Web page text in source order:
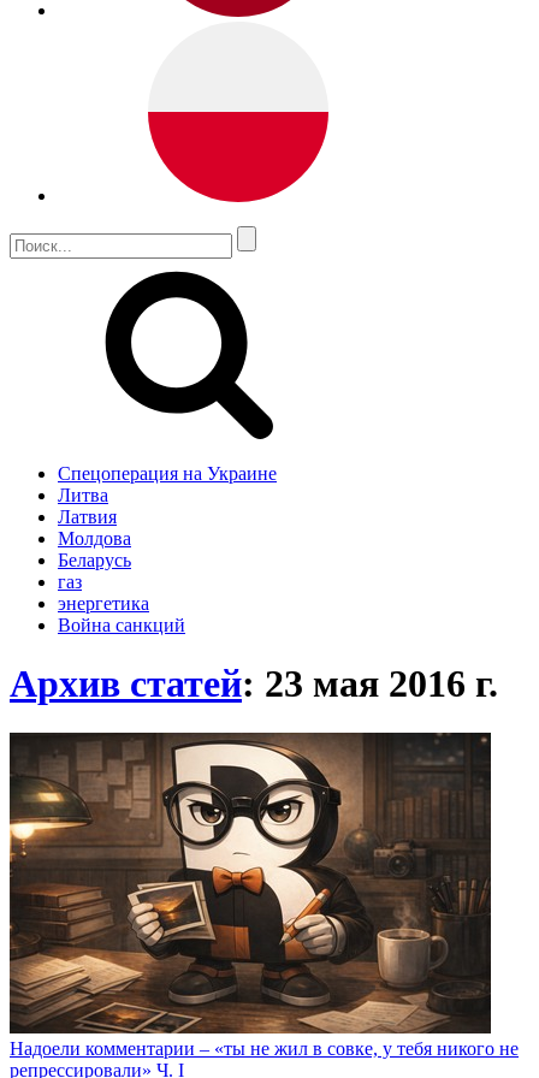
Спецоперация на Украине
Литва
Латвия
Молдова
Беларусь
газ
энергетика
Война санкций
Архив статей: 23 мая 2016 г.
Надоели комментарии – «ты не жил в совке, у тебя никого не
репрессировали» Ч. I